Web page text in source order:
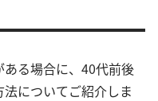
る場合に、40代前後
についてご紹介しま